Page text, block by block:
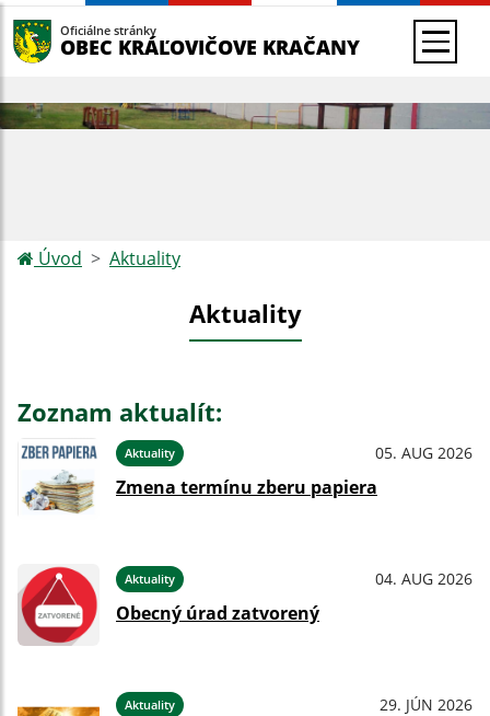
Oficiálne stránky
OBEC KRÁĽOVIČOVE KRAČANY
Úvod Aktuality
Aktuality
Zoznam aktualít:
Aktuality 05. AUG 2026
Zmena termínu zberu papiera
Aktuality 04. AUG 2026
Obecný úrad zatvorený
Aktuality 29. JÚN 2026